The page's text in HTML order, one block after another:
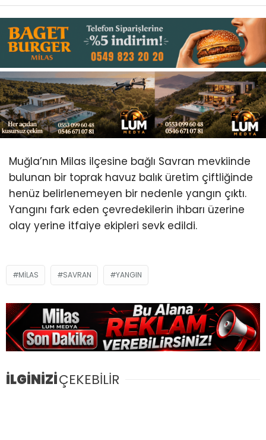
Instagram
Youtube
Muğla’nın Milas ilçesine bağlı Savran mevkiinde
bulunan bir toprak havuz balık üretim çiftliğinde
henüz belirlenemeyen bir nedenle yangın çıktı.
Yangını fark eden çevredekilerin ihbarı üzerine
olay yerine itfaiye ekipleri sevk edildi.
MILAS SAVRAN YANGIN
İLGİNİZİÇEKEBİLİR